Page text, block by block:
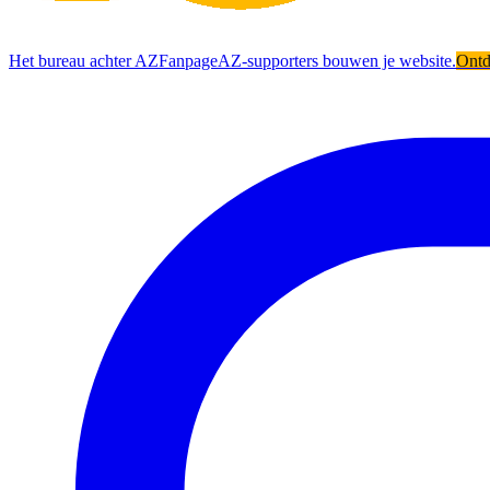
Het bureau achter AZFanpageAZ-supporters bouwen je website.